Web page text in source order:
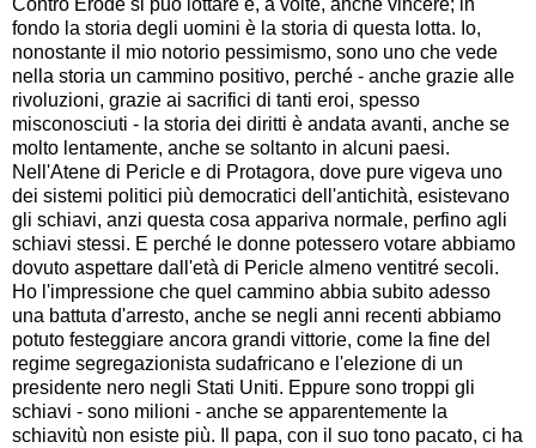
Contro Erode si può lottare e, a volte, anche vincere; in
fondo la storia degli uomini è la storia di questa lotta. Io,
nonostante il mio notorio pessimismo, sono uno che vede
nella storia un cammino positivo, perché - anche grazie alle
rivoluzioni, grazie ai sacrifici di tanti eroi, spesso
misconosciuti - la storia dei diritti è andata avanti, anche se
molto lentamente, anche se soltanto in alcuni paesi.
Nell'Atene di Pericle e di Protagora, dove pure vigeva uno
dei sistemi politici più democratici dell'antichità, esistevano
gli schiavi, anzi questa cosa appariva normale, perfino agli
schiavi stessi. E perché le donne potessero votare abbiamo
dovuto aspettare dall'età di Pericle almeno ventitré secoli.
Ho l'impressione che quel cammino abbia subito adesso
una battuta d'arresto, anche se negli anni recenti abbiamo
potuto festeggiare ancora grandi vittorie, come la fine del
regime segregazionista sudafricano e l'elezione di un
presidente nero negli Stati Uniti. Eppure sono troppi gli
schiavi - sono milioni - anche se apparentemente la
schiavitù non esiste più. Il papa, con il suo tono pacato, ci ha